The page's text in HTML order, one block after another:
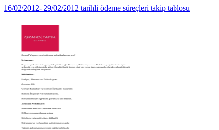
16/02/2012- 29/02/2012 tarihli ödeme süreçleri takip tablosu